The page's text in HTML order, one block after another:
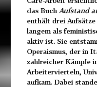
das Buch Aufstand
enthält drei
langem als
aktiv ist. Sie
Operaismus, der in
zahlreicher Kämpfe
Arbeitervierteln,
aufkam. Dabei